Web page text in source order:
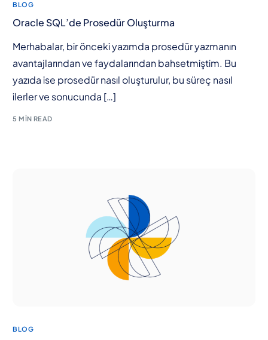
BLOG
Oracle SQL’de Prosedür Oluşturma
Merhabalar, bir önceki yazımda prosedür yazmanın
avantajlarından ve faydalarından bahsetmiştim. Bu
yazıda ise prosedür nasıl oluşturulur, bu süreç nasıl
ilerler ve sonucunda […]
5 MIN READ
BLOG